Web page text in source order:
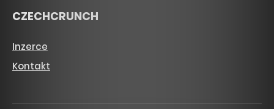
CZECHCRUNCH
Inzerce
Kontakt